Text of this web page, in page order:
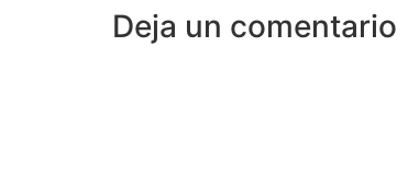
Deja un comentario